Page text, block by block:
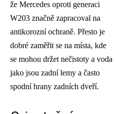
že Mercedes oproti generaci
W203 značně zapracoval na
antikorozní ochraně. Přesto je
dobré zaměřit se na místa, kde
se mohou držet nečistoty a voda
jako jsou zadní lemy a často
spodní hrany zadních dveří.